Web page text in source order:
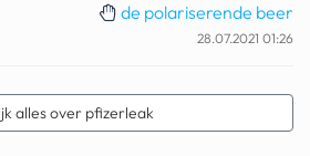
de polariserende beer
28.07.2021 01:26
alles over pfizerleak